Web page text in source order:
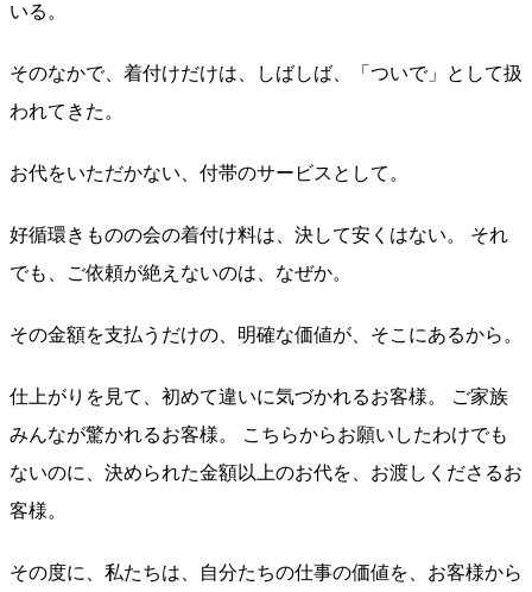
いる。
そのなかで、着付けだけは、しばしば、「ついで」として扱
われてきた。
お代をいただかない、付帯のサービスとして。
好循環きものの会の着付け料は、決して安くはない。 それ
でも、ご依頼が絶えないのは、なぜか。
その金額を支払うだけの、明確な価値が、そこにあるから。
仕上がりを見て、初めて違いに気づかれるお客様。 ご家族
みんなが驚かれるお客様。 こちらからお願いしたわけでも
ないのに、決められた金額以上のお代を、お渡しくださるお
客様。
その度に、私たちは、自分たちの仕事の価値を、お客様から